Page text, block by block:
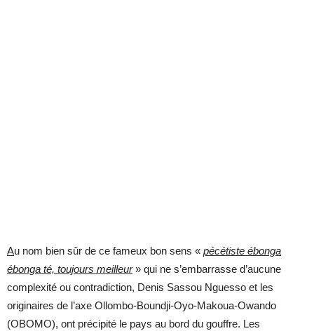
Au nom bien sûr de ce fameux bon sens « pécétiste ébonga
ébonga té, toujours meilleur» qui ne s’embarrasse d’aucune
complexité ou contradiction, Denis Sassou Nguesso et les
originaires de l’axe Ollombo-Boundji-Oyo-Makoua-Owando
(OBOMO), ont précipité le pays au bord du gouffre. Les